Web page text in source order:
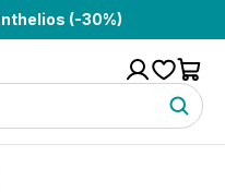
(-30%)